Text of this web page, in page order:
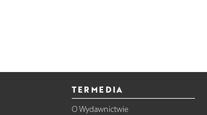
TERMEDIA
O Wydawnictwie